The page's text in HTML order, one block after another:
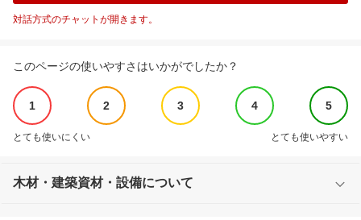
対話方式のチャットが開きます。
このページの使いやすさはいかがでしたか？
1 2 3 4 5
とても使いにくい とても使いやすい
木材・建築資材・設備について